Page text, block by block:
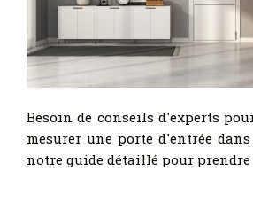
Besoin de conseils d'experts
mesurer une porte d'entrée
notre guide détaillé pour prendre